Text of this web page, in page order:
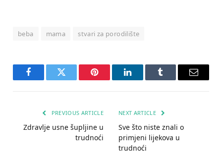
beba mama stvari za porodilište
FacebookTwitter Pinterest LinkedInTumblr Email
PREVIOUS ARTICLE
Zdravlje usne šupljine u
trudnoći
NEXT ARTICLE
Sve što niste znali o
primjeni lijekova u
trudnoći